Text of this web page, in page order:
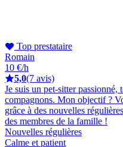
Top prestataire
Romain
10 €/h
5,0(7 avis)
Je suis un pet-sitter passionné,
compagnons. Mon objectif ?
grâce à des nouvelles
des membres de la famille !
Nouvelles régulières
Calme et patient